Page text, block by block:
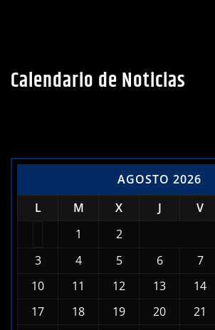
Calendario de Noticias
AGOSTO 2026
L
M X J V
1
2
3
4 5 6 7
10
11 12 13 14
17
18 19 20 21